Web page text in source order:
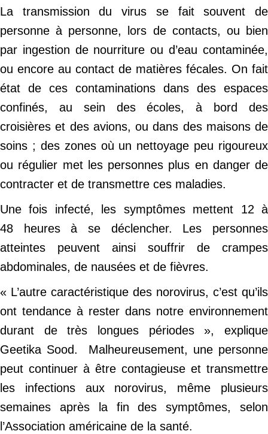
La transmission du virus se fait souvent de
personne à personne, lors de contacts, ou bien
par ingestion de nourriture ou d’eau contaminée,
ou encore au contact de matières fécales. On fait
état de ces contaminations dans des espaces
confinés, au sein des écoles, à bord des
croisières et des avions, ou dans des maisons de
soins ; des zones où un nettoyage peu rigoureux
ou régulier met les personnes plus en danger de
contracter et de transmettre ces maladies.
Une fois infecté, les symptômes mettent 12 à
48 heures à se déclencher. Les personnes
atteintes peuvent ainsi souffrir de crampes
abdominales, de nausées et de fièvres.
« L’autre caractéristique des norovirus, c’est qu’ils
ont tendance à rester dans notre environnement
durant de très longues périodes », explique
Geetika Sood. Malheureusement, une personne
peut continuer à être contagieuse et transmettre
les infections aux norovirus, même plusieurs
semaines après la fin des symptômes, selon
l’Association américaine de la santé.